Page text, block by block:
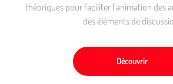
théoriques pour faciliter l’animation des
des éléments de
Découvrir